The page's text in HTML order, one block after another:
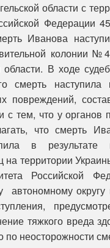
области с
Федерации
Иванова
колонии
В ходе
смерть наступила
повреждений,
тем, что у органов
что смерть
в результате
на территории
Российской
автономному округу
тяжкого вреда
по неосторожности